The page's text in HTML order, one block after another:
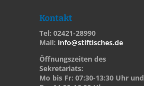
Kontakt
Tel: 02421-28990
Mail: info@stiftisches.de
Öffnungszeiten des
Sekretariats:
Mo bis Fr: 07:30-13:30 Uhr und